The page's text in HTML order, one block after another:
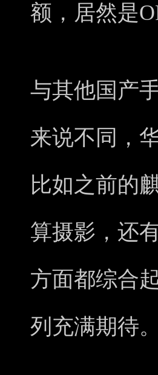
额，居然是
与其他国产
来说不同，
比如之前的
算摄影，还
方面都综合
列充满期待。